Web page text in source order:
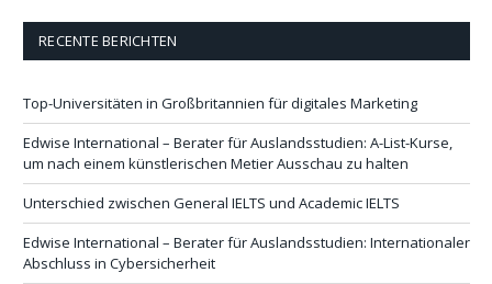
RECENTE BERICHTEN
Top-Universitäten in Großbritannien für digitales Marketing
Edwise International – Berater für Auslandsstudien: A-List-Kurse,
um nach einem künstlerischen Metier Ausschau zu halten
Unterschied zwischen General IELTS und Academic IELTS
Edwise International – Berater für Auslandsstudien: Internationaler
Abschluss in Cybersicherheit